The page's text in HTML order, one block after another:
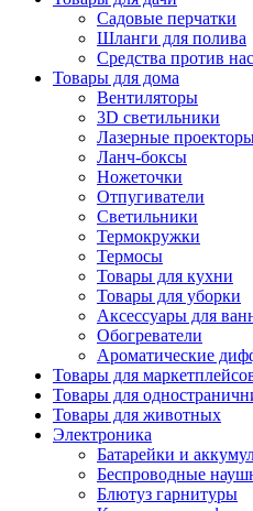
Садовые перчатки
Шланги для полива
Средства против
Товары для дома
Вентиляторы
3D светильники
Лазерные
Ланч-боксы
Ножеточки
Отпугиватели
Светильники
Термокружки
Термосы
Товары для кухни
Товары для уборки
Аксессуары для
Обогреватели
Ароматические
Товары для
Товары для
Товары для животных
Электроника
Батарейки и
Беспроводные
Блютуз гарнитуры